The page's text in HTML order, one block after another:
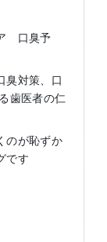
口臭予
臭対策、口
歯医者の仁
のが恥ずか
です